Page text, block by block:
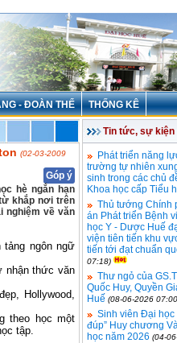
- ĐOÀN THỂ THỐNG KÊ
(02-03-2009
Góp ý
hè ngắn hạn
khắp nơi trên
nghiệm về văn
ngôn ngữ
nhận thức văn
Hollywood,
theo học một
tập.
Tin tức, sự kiện
Phát triển năng
trường tự nhiên
sinh trong các chủ
Khoa học cấp Tiểu
Thủ tướng Chính
án Phát triển Bệnh
học Y - Dược Huế
viện tiên tiến khu
tiến tới đạt chuẩn
07:18)
Thư ngỏ của
Quốc Huy, Quyền
Huế (08-06-2026
Sinh viên Đại học
đúp” Huy chương
học năm 2026 (04-